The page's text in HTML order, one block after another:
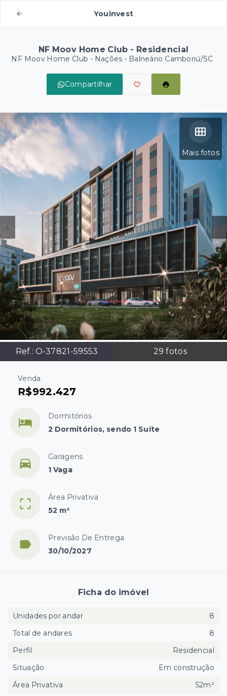
Youinvest
NF Moov Home Club - Residencial
NF Moov Home Club - Nações - Balneário Camboriú/SC
Compartilhar
Mais fotos
Ref.: O-37821-59553 29 fotos
Venda
R$992.427
Dormitórios
2 Dormitórios, sendo 1 Suíte
Garagens
1 Vaga
Área Privativa
52 m²
Previsão De Entrega
30/10/2027
Ficha do imóvel
Unidades por andar
8
Total de andares
8
Perfil
Residencial
Situação
Em construção
Área Privativa
52m²